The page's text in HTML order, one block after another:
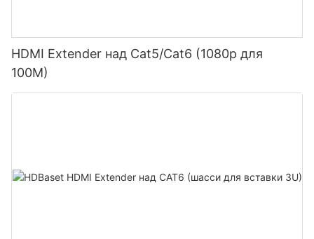
HDMI Extender над Cat5/Cat6 (1080p для
100M)